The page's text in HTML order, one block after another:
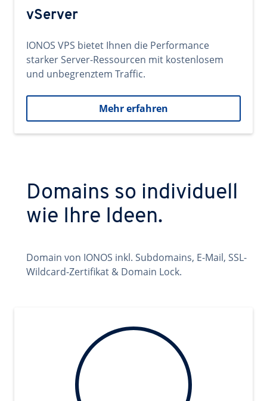
vServer
IONOS VPS bietet Ihnen die Performance
starker Server-Ressourcen mit kostenlosem
und unbegrenztem Traffic.
Mehr erfahren
Domains so individuell
wie Ihre Ideen.
Domain von IONOS inkl. Subdomains, E-Mail, SSL-
Wildcard-Zertifikat & Domain Lock.